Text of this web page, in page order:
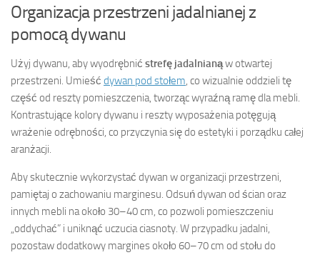
Organizacja przestrzeni jadalnianej z
pomocą dywanu
Użyj dywanu, aby wyodrębnić strefę jadalnianąw otwartej
przestrzeni. Umieść dywan pod stołem , co wizualnie oddzieli tę
część od reszty pomieszczenia, tworząc wyraźną ramę dla mebli.
Kontrastujące kolory dywanu i reszty wyposażenia potęgują
wrażenie odrębności, co przyczynia się do estetyki i porządku całej
aranżacji.
Aby skutecznie wykorzystać dywan w organizacji przestrzeni,
pamiętaj o zachowaniu marginesu. Odsuń dywan od ścian oraz
innych mebli na około 30–40 cm, co pozwoli pomieszczeniu
„oddychać” i uniknąć uczucia ciasnoty. W przypadku jadalni,
pozostaw dodatkowy margines około 60–70 cm od stołu do